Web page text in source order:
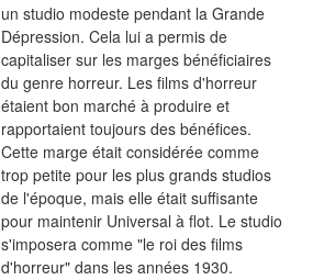
un studio modeste pendant la Grande
Dépression. Cela lui a permis de
capitaliser sur les marges bénéficiaires
du genre horreur. Les films d'horreur
étaient bon marché à produire et
rapportaient toujours des bénéfices.
Cette marge était considérée comme
trop petite pour les plus grands studios
de l'époque, mais elle était suffisante
pour maintenir Universal à flot. Le studio
s'imposera comme "le roi des films
d'horreur" dans les années 1930.